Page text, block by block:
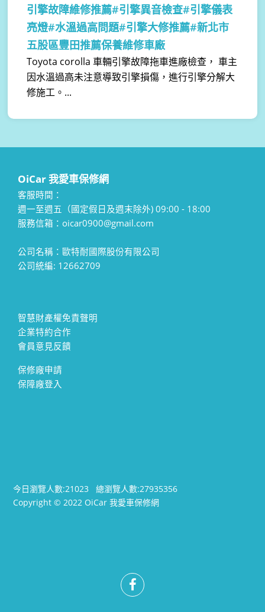
引擎故障維修推薦#引擎異音檢查#引擎儀表
亮燈#水溫過高問題#引擎大修推薦#新北市
五股區豐田推薦保養維修車廠
Toyota corolla 車輛引擎故障拖車進廠檢查， 車主
因水溫過高未注意導致引擎損傷，進行引擎分解大
修施工。...
OiCar 我愛車保修網
客服時間：
週一至週五（國定假日及週末除外) 09:00 - 18:00
服務信箱：oicar0900@gmail.com
公司名稱：歐特耐國際股份有限公司
公司統編: 12662709
智慧財產權免責聲明
企業特約合作
會員意見反饋
保修廠申請
保障廠登入
今日瀏覽人數:21023總瀏覽人數:27935356
Copyright © 2022 OiCar 我愛車保修網